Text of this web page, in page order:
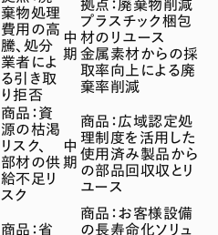
棄物処理
費用の高
騰、処分
業者によ
る引き取
り拒否
中
期
拠点：廃棄物削減
プラスチック梱包
材のリユース
金属素材からの採
取率向上による廃
棄率削減
商品：資
源の枯渇
リスク、
部材の供
給不足リ
スク
中
期
商品：広域認定処
理制度を活用した
使用済み製品から
の部品回収収とリ
ユース
商品：省
商品：お客様設備
の長寿命化ソリュ